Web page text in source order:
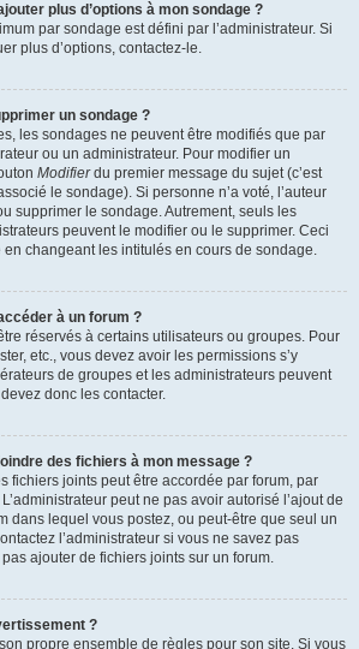
plus d’options à mon sondage ?
par sondage est défini par l’administrateur. Si
plus d’options, contactez-le.
un sondage ?
les sondages ne peuvent être modifiés que par
ou un administrateur. Pour modifier un
Modifierdu premier message du sujet (c’est
le sondage). Si personne n’a voté, l’auteur
supprimer le sondage. Autrement, seuls les
peuvent le modifier ou le supprimer. Ceci
changeant les intitulés en cours de sondage.
à un forum ?
réservés à certains utilisateurs ou groupes. Pour
etc., vous devez avoir les permissions s’y
de groupes et les administrateurs peuvent
donc les contacter.
des fichiers à mon message ?
fichiers joints peut être accordée par forum, par
peut ne pas avoir autorisé l’ajout de
dans lequel vous postez, ou peut-être que seul un
l’administrateur si vous ne savez pas
ajouter de fichiers joints sur un forum.
?
propre ensemble de règles pour son site. Si vous